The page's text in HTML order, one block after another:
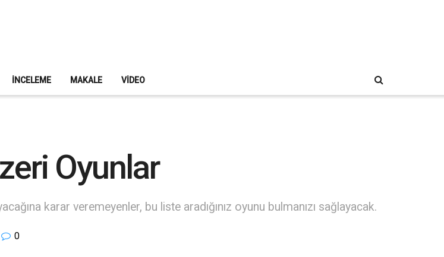
İNCELEME MAKALE VIDEO
Oyunlar
karar veremeyenler, bu liste aradığınız oyunu bulmanızı sağlayacak.
0